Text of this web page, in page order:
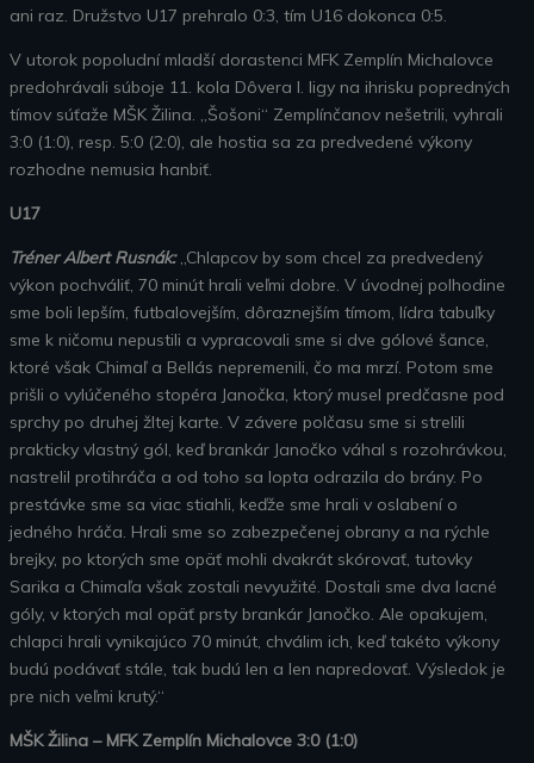
ani raz. Družstvo U17 prehralo 0:3, tím U16 dokonca 0:5.
V utorok popoludní mladší dorastenci MFK Zemplín Michalovce
predohrávali súboje 11. kola Dôvera I. ligy na ihrisku popredných
tímov súťaže MŠK Žilina. „Šošoni“ Zemplínčanov nešetrili, vyhrali
3:0 (1:0), resp. 5:0 (2:0), ale hostia sa za predvedené výkony
rozhodne nemusia hanbiť.
U17
Tréner Albert Rusnák:„Chlapcov by som chcel za predvedený
výkon pochváliť, 70 minút hrali veľmi dobre. V úvodnej polhodine
sme boli lepším, futbalovejším, dôraznejším tímom, lídra tabuľky
sme k ničomu nepustili a vypracovali sme si dve gólové šance,
ktoré však Chimaľ a Bellás nepremenili, čo ma mrzí. Potom sme
prišli o vylúčeného stopéra Janočka, ktorý musel predčasne pod
sprchy po druhej žltej karte. V závere polčasu sme si strelili
prakticky vlastný gól, keď brankár Janočko váhal s rozohrávkou,
nastrelil protihráča a od toho sa lopta odrazila do brány. Po
prestávke sme sa viac stiahli, keďže sme hrali v oslabení o
jedného hráča. Hrali sme so zabezpečenej obrany a na rýchle
brejky, po ktorých sme opäť mohli dvakrát skórovať, tutovky
Sarika a Chimaľa však zostali nevyužité. Dostali sme dva lacné
góly, v ktorých mal opäť prsty brankár Janočko. Ale opakujem,
chlapci hrali vynikajúco 70 minút, chválim ich, keď takéto výkony
budú podávať stále, tak budú len a len napredovať. Výsledok je
pre nich veľmi krutý.“
MŠK Žilina – MFK Zemplín Michalovce 3:0 (1:0)